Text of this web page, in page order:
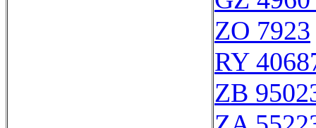
ZO 7923
RY
ZB